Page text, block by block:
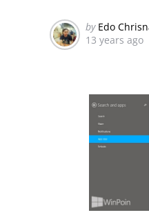
Posted
by
by Edo
13 years ago